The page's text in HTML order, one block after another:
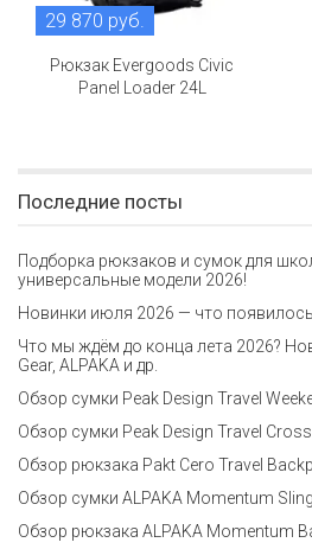
29 870 руб.
Рюкзак Evergoods Civic
Panel Loader 24L
Последние посты
Подборка рюкзаков и сумок для
универсальные модели 2026!
Новинки июля 2026 — что появилось
Что мы ждём до конца лета 2026?
Gear, ALPAKA и др.
Обзор сумки Peak Design Travel
Обзор сумки Peak Design Travel
Обзор рюкзака Pakt Cero Travel
Обзор сумки ALPAKA Momentum Sling
Обзор рюкзака ALPAKA Momentum